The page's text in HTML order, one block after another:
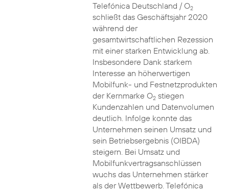
Telefónica Deutschland / O2
schließt das Geschäftsjahr 2020
während der
gesamtwirtschaftlichen Rezession
mit einer starken Entwicklung ab.
Insbesondere Dank starkem
Interesse an höherwertigen
Mobilfunk- und Festnetzprodukten
der Kernmarke O2stiegen
Kundenzahlen und Datenvolumen
deutlich. Infolge konnte das
Unternehmen seinen Umsatz und
sein Betriebsergebnis (OIBDA)
steigern. Bei Umsatz und
Mobilfunkvertragsanschlüssen
wuchs das Unternehmen stärker
als der Wettbewerb. Telefónica